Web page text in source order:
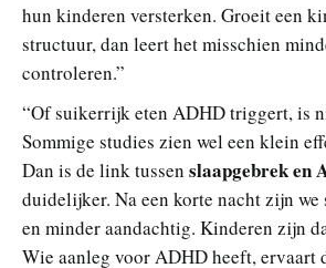
hun kinderen versterken. Groeit een
structuur, dan leert het misschien
controleren.”
“Of suikerrijk eten ADHD triggert, is
Sommige studies zien wel een klein
Dan is de link tussen slaapgebrek en
duidelijker. Na een korte nacht zijn we
en minder aandachtig. Kinderen zijn
Wie aanleg voor ADHD heeft, ervaart